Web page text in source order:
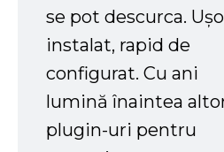
se pot descurca.
instalat, rapid de
configurat. Cu ani
lumină înaintea
plugin-uri pentru